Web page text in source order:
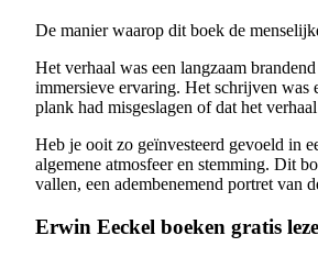
De manier waarop dit boek de
Het verhaal was een langzaam
immersieve ervaring. Het schrijven was
plank had misgeslagen of dat het
Heb je ooit zo geïnvesteerd gevoeld in
algemene atmosfeer en stemming. Dit
vallen, een adembenemend portret van
Erwin Eeckel boeken gratis